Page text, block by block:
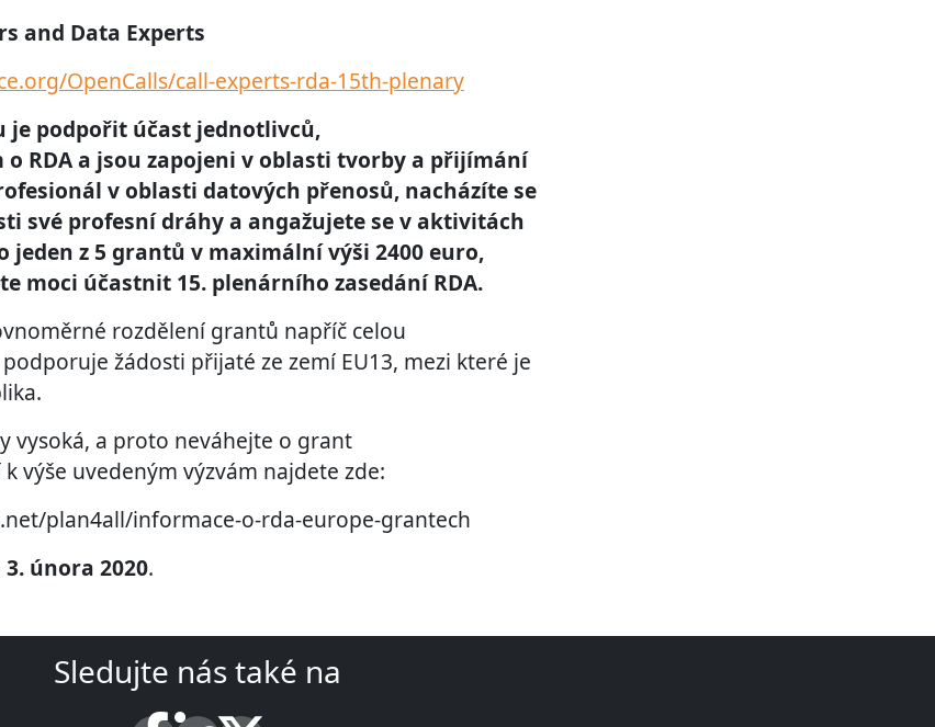
and Data Experts
OpenCalls/call-experts-rda-15th-plenary
je podpořit účast jednotlivců,
RDA a jsou zapojeni v oblasti tvorby a přijímání
v oblasti datových přenosů, nacházíte se
své profesní dráhy a angažujete se v aktivitách
jeden z 5 grantů v maximální výši 2400 euro,
moci účastnit 15. plenárního zasedání RDA.
rozdělení grantů napříč celou
žádosti přijaté ze zemí EU13, mezi které je
vysoká, a proto neváhejte o grant
výše uvedeným výzvám najdete zde:
plan4all/informace-o-rda-europe-grantech
3. února 2020.
Sledujte nás také na